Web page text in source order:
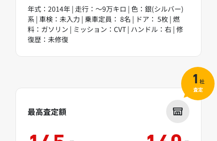
年式：2014年 | 走行：～9万キロ | 色：銀(シルバー)
系 | 車検：未入力 | 乗車定員： 8名 | ドア： 5枚 | 燃
料：ガソリン | ミッション：CVT | ハンドル：右 | 修
復歴：未修復
最高査定額
1 社
査定